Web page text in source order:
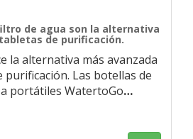
de agua son la alternativa
de purificación.
la alternativa más avanzada
purificación. Las botellas de
portátiles WatertoGo…